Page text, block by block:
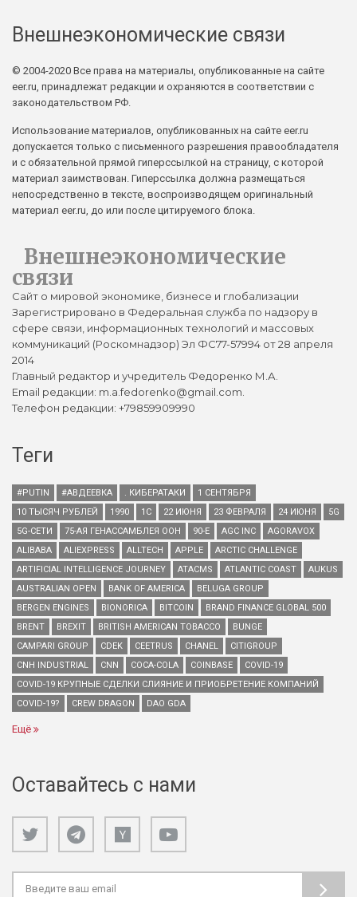
Внешнеэкономические связи
© 2004-2020 Все права на материалы, опубликованные на сайте
eer.ru, принадлежат редакции и охраняются в соответствии с
законодательством РФ.
Использование материалов, опубликованных на сайте eer.ru
допускается только с письменного разрешения правообладателя
и с обязательной прямой гиперссылкой на страницу, с которой
материал заимствован. Гиперссылка должна размещаться
непосредственно в тексте, воспроизводящем оригинальный
материал eer.ru, до или после цитируемого блока.
Внешнеэкономические
связи
Сайт о мировой экономике, бизнесе и глобализации
Зарегистрировано в Федеральная служба по надзору в
сфере связи, информационных технологий и массовых
коммуникаций (Роскомнадзор) Эл ФС77-57994 от 28 апреля
2014
Главный редактор и учредитель Федоренко М.А.
Email редакции: m.a.fedorenko@gmail.com.
Телефон редакции: +79859909990
Теги
#PUTIN #АВДЕЕВКА . КИБЕРАТАКИ
1 СЕНТЯБРЯ
10 ТЫСЯЧ РУБЛЕЙ
1990 1С 22 ИЮНЯ 23 ФЕВРАЛЯ 24 ИЮНЯ
5G
5G-СЕТИ
75-АЯ ГЕНАССАМБЛЕЯ ООН 90-Е AGC INC
AGORAVOX
ALIBABA
ALIEXPRESS ALLTECH APPLE
ARCTIC CHALLENGE
ARTIFICIAL INTELLIGENCE JOURNEY
ATACMS ATLANTIC COAST
AUKUS
AUSTRALIAN OPEN
BANK OF AMERICA
BELUGA GROUP
BERGEN ENGINES
BIONORICA BITCOIN
BRAND FINANCE GLOBAL 500
BRENT
BREXIT BRITISH AMERICAN TOBACCO
BUNGE
CAMPARI GROUP
CDEK CEETRUS CHANEL
CITIGROUP
CNH INDUSTRIAL
CNN COCA-COLA COINBASE
COVID-19
COVID-19 КРУПНЫЕ СДЕЛКИ СЛИЯНИЕ И ПРИОБРЕТЕНИЕ КОМПАНИЙ
COVID-19?
CREW DRAGON DAO GDA
Ещё
Оставайтесь с нами